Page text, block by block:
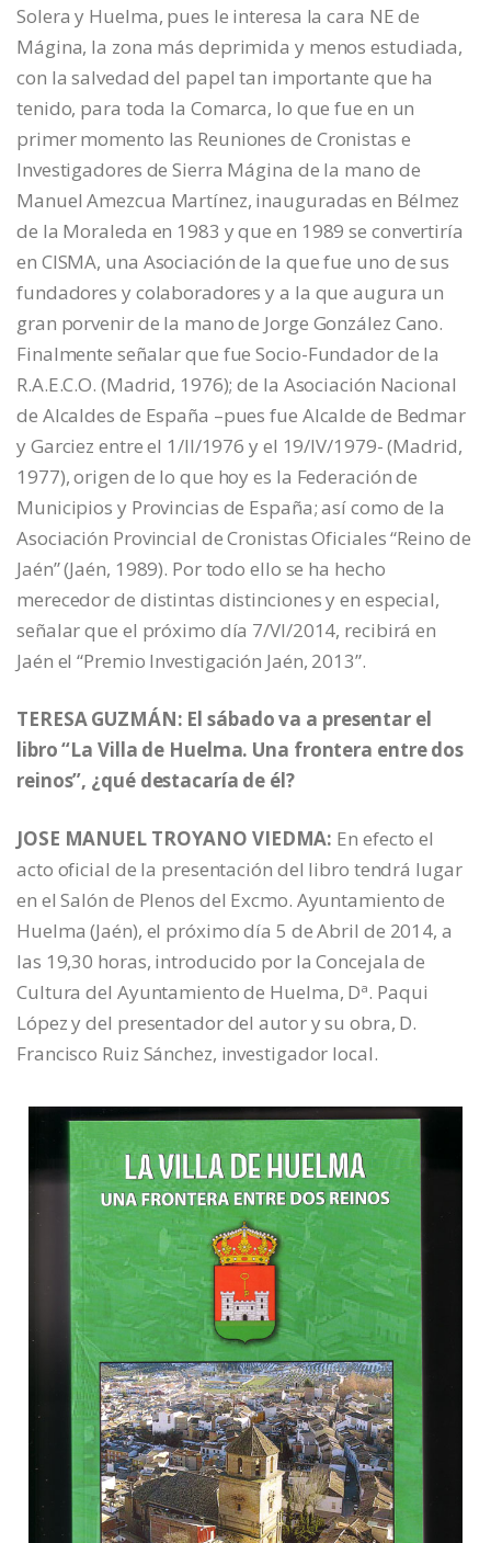
Solera y Huelma, pues le interesa la cara NE de
Mágina, la zona más deprimida y menos estudiada,
con la salvedad del papel tan importante que ha
tenido, para toda la Comarca, lo que fue en un
primer momento las Reuniones de Cronistas e
Investigadores de Sierra Mágina de la mano de
Manuel Amezcua Martínez, inauguradas en Bélmez
de la Moraleda en 1983 y que en 1989 se convertiría
en CISMA, una Asociación de la que fue uno de sus
fundadores y colaboradores y a la que augura un
gran porvenir de la mano de Jorge González Cano.
Finalmente señalar que fue Socio-Fundador de la
R.A.E.C.O. (Madrid, 1976); de la Asociación Nacional
de Alcaldes de España –pues fue Alcalde de Bedmar
y Garciez entre el 1/II/1976 y el 19/IV/1979- (Madrid,
1977), origen de lo que hoy es la Federación de
Municipios y Provincias de España; así como de la
Asociación Provincial de Cronistas Oficiales “Reino de
Jaén” (Jaén, 1989). Por todo ello se ha hecho
merecedor de distintas distinciones y en especial,
señalar que el próximo día 7/VI/2014, recibirá en
Jaén el “Premio Investigación Jaén, 2013”.
TERESA GUZMÁN: El sábado va a presentar el
libro “La Villa de Huelma. Una frontera entre dos
reinos”, ¿qué destacaría de él?
JOSE MANUEL TROYANO VIEDMA: En efecto el
acto oficial de la presentación del libro tendrá lugar
en el Salón de Plenos del Excmo. Ayuntamiento de
Huelma (Jaén), el próximo día 5 de Abril de 2014, a
las 19,30 horas, introducido por la Concejala de
Cultura del Ayuntamiento de Huelma, Dª. Paqui
López y del presentador del autor y su obra, D.
Francisco Ruiz Sánchez, investigador local.